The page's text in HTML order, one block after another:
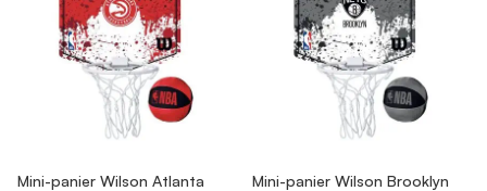
Mini-panier Wilson Atlanta
Mini-panier Wilson Brooklyn